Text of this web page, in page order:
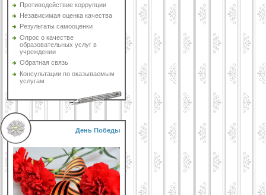
Противодействие коррупции
Независимая оценка качества
Результаты самооценки
Опрос о качестве
образовательных услуг в
учреждении
Обратная связь
Консультации по оказываемым
услугам
День Победы